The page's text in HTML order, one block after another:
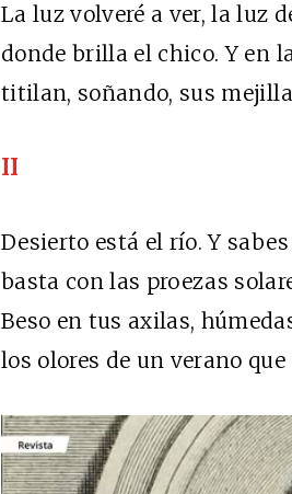
La luz volveré a ver, la luz
donde brilla el chico. Y en
titilan, soñando, sus
II
Desierto está el río. Y
basta con las proezas
Beso en tus axilas,
los olores de un verano que